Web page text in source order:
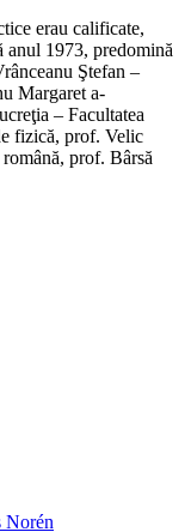
erau calificate,
anul 1973, predomină
Ştefan –
Margaret a-
– Facultatea
fizică, prof. Velic
prof. Bârsă
Norén